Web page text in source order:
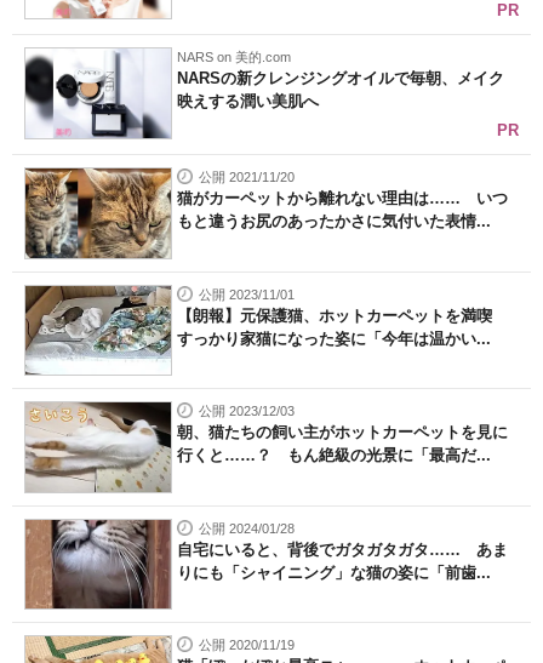
PR
NARS on 美的.com
NARSの新クレンジングオイルで毎朝、メイク
映えする潤い美肌へ
PR
公開 2021/11/20
猫がカーペットから離れない理由は…… いつ
もと違うお尻のあったかさに気付いた表情...
公開 2023/11/01
【朗報】元保護猫、ホットカーペットを満喫
すっかり家猫になった姿に「今年は温かい...
公開 2023/12/03
朝、猫たちの飼い主がホットカーペットを見に
行くと……？ もん絶級の光景に「最高だ...
公開 2024/01/28
自宅にいると、背後でガタガタガタ…… あま
りにも「シャイニング」な猫の姿に「前歯...
公開 2020/11/19